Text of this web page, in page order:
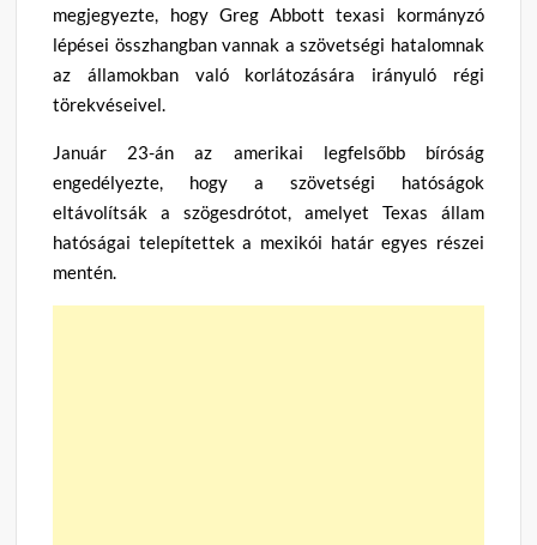
megjegyezte, hogy Greg Abbott texasi kormányzó
lépései összhangban vannak a szövetségi hatalomnak
az államokban való korlátozására irányuló régi
törekvéseivel.
Január 23-án az amerikai legfelsőbb bíróság
engedélyezte, hogy a szövetségi hatóságok
eltávolítsák a szögesdrótot, amelyet Texas állam
hatóságai telepítettek a mexikói határ egyes részei
mentén.